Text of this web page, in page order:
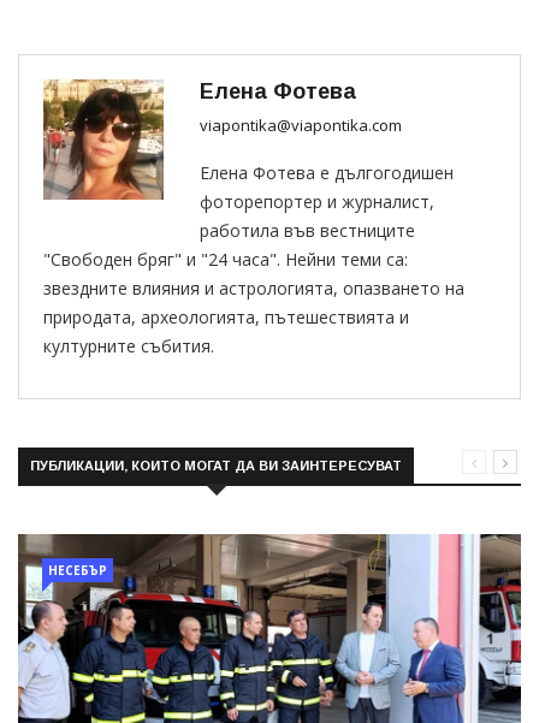
Елена Фотева
viapontika@viapontika.com
Елена Фотева е дългогодишен
фоторепортер и журналист,
работила във вестниците
"Свободен бряг" и "24 часа". Нейни теми са:
звездните влияния и астрологията, опазването на
природата, археологията, пътешествията и
културните събития.
ПУБЛИКАЦИИ, КОИТО МОГАТ ДА ВИ ЗАИНТЕРЕСУВАТ
НЕСЕБЪР